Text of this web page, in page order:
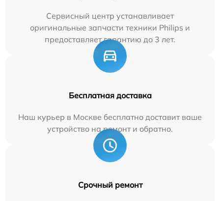
Сервисный центр устанавливает
оригинальные запчасти техники Philips и
предоставляет гарантию до 3 лет.
Бесплатная доставка
Наш курьер в Москве бесплатно доставит ваше
устройство на ремонт и обратно.
Срочный ремонт